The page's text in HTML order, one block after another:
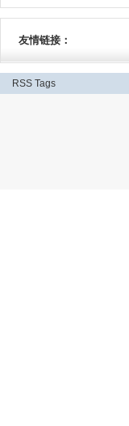
友情链接：
RSS Tags